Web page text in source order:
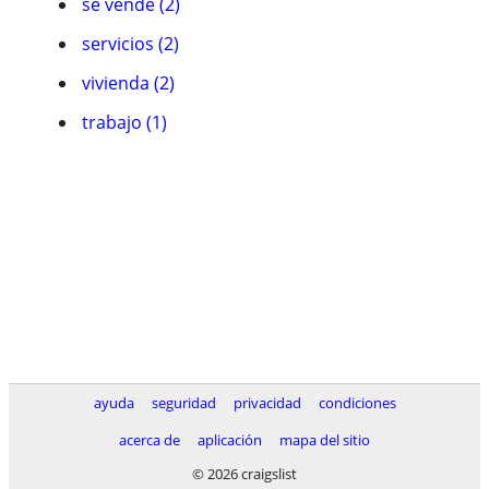
servicios (2)
vivienda (2)
trabajo (1)
ayuda seguridad privacidad
condiciones
acerca de
aplicación
mapa del sitio
© 2026 craigslist